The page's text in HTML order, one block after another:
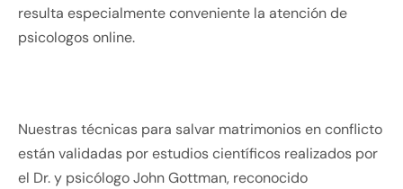
resulta especialmente conveniente la atención de
psicologos online.
Nuestras técnicas para salvar matrimonios en conflicto
están validadas por estudios científicos realizados por
el Dr. y psicólogo John Gottman, reconocido